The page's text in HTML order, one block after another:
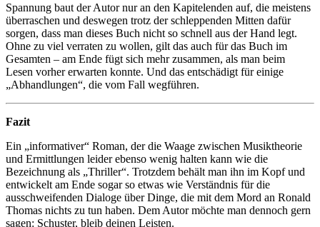
Spannung baut der Autor nur an den Kapitelenden auf, die meistens
überraschen und deswegen trotz der schleppenden Mitten dafür
sorgen, dass man dieses Buch nicht so schnell aus der Hand legt.
Ohne zu viel verraten zu wollen, gilt das auch für das Buch im
Gesamten – am Ende fügt sich mehr zusammen, als man beim
Lesen vorher erwarten konnte. Und das entschädigt für einige
„Abhandlungen“, die vom Fall wegführen.
Fazit
Ein „informativer“ Roman, der die Waage zwischen Musiktheorie
und Ermittlungen leider ebenso wenig halten kann wie die
Bezeichnung als „Thriller“. Trotzdem behält man ihn im Kopf und
entwickelt am Ende sogar so etwas wie Verständnis für die
ausschweifenden Dialoge über Dinge, die mit dem Mord an Ronald
Thomas nichts zu tun haben. Dem Autor möchte man dennoch gern
sagen: Schuster, bleib deinen Leisten.